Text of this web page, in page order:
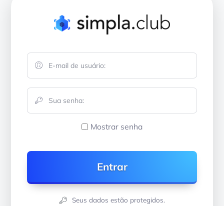
Mostrar senha
Seus dados estão protegidos.